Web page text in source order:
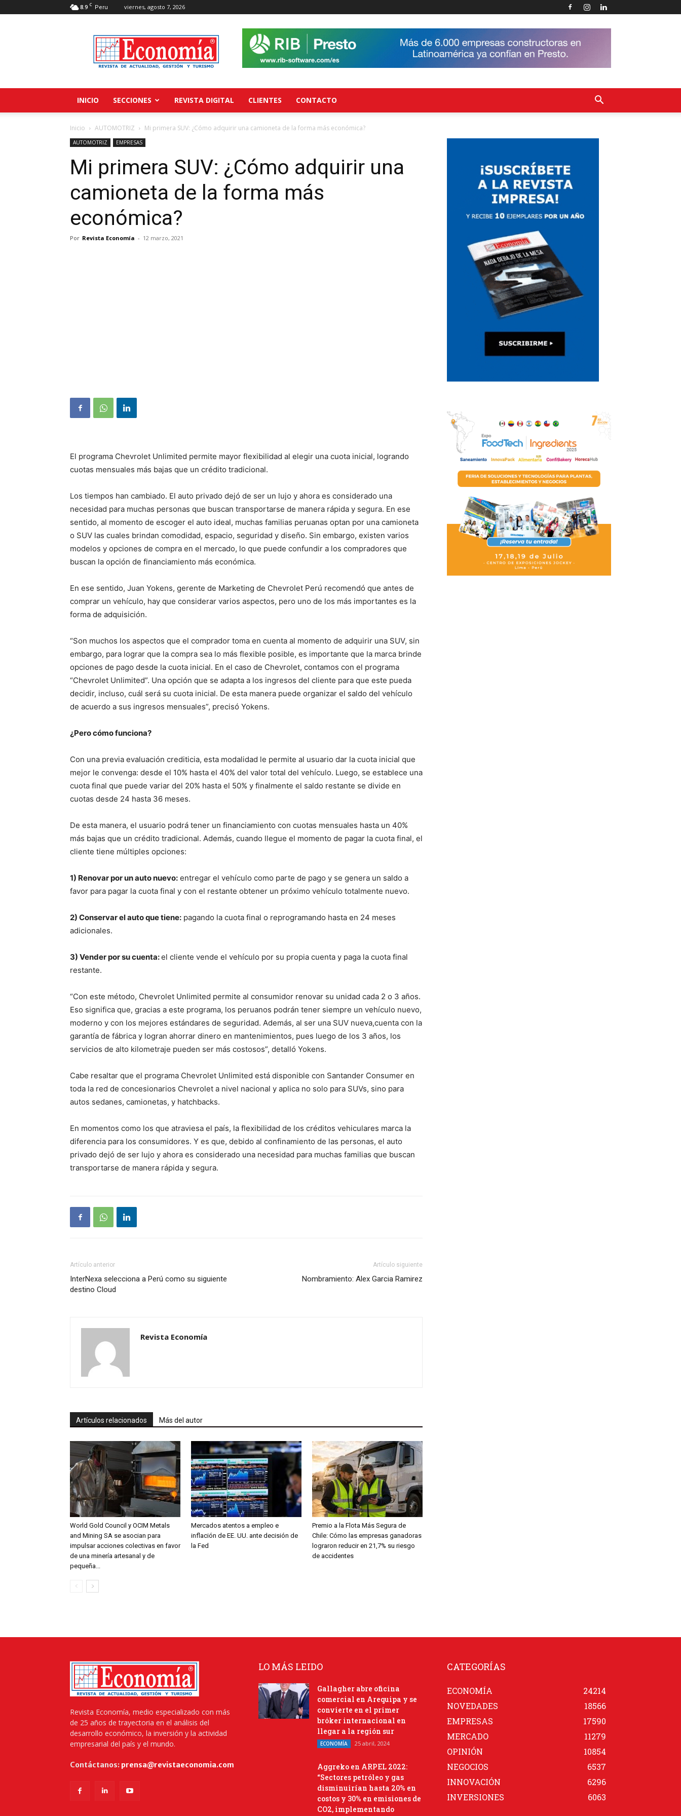
8.9 C Peru viernes, agosto 7, 2026
Revista
Economía
INICIO SECCIONES REVISTA DIGITAL CLIENTES CONTACTO
Inicio AUTOMOTRIZ Mi primera SUV: ¿Cómo adquirir una camioneta de la forma más económica?
AUTOMOTRIZ EMPRESAS
Mi primera SUV: ¿Cómo adquirir una
camioneta de la forma más
económica?
Por Revista Economía - 12 marzo, 2021
El programa Chevrolet Unlimited permite mayor flexibilidad al elegir una cuota inicial, logrando
cuotas mensuales más bajas que un crédito tradicional.
Los tiempos han cambiado. El auto privado dejó de ser un lujo y ahora es considerado una
necesidad para muchas personas que buscan transportarse de manera rápida y segura. En ese
sentido, al momento de escoger el auto ideal, muchas familias peruanas optan por una camioneta
o SUV las cuales brindan comodidad, espacio, seguridad y diseño. Sin embargo, existen varios
modelos y opciones de compra en el mercado, lo que puede confundir a los compradores que
buscan la opción de financiamiento más económica.
En ese sentido, Juan Yokens, gerente de Marketing de Chevrolet Perú recomendó que antes de
comprar un vehículo, hay que considerar varios aspectos, pero uno de los más importantes es la
forma de adquisición.
“Son muchos los aspectos que el comprador toma en cuenta al momento de adquirir una SUV, sin
embargo, para lograr que la compra sea lo más flexible posible, es importante que la marca brinde
opciones de pago desde la cuota inicial. En el caso de Chevrolet, contamos con el programa
“Chevrolet Unlimited”. Una opción que se adapta a los ingresos del cliente para que este pueda
decidir, incluso, cuál será su cuota inicial. De esta manera puede organizar el saldo del vehículo
de acuerdo a sus ingresos mensuales”, precisó Yokens.
¿Pero cómo funciona?
Con una previa evaluación crediticia, esta modalidad le permite al usuario dar la cuota inicial que
mejor le convenga: desde el 10% hasta el 40% del valor total del vehículo. Luego, se establece una
cuota final que puede variar del 20% hasta el 50% y finalmente el saldo restante se divide en
cuotas desde 24 hasta 36 meses.
De esta manera, el usuario podrá tener un financiamiento con cuotas mensuales hasta un 40%
más bajas que un crédito tradicional. Además, cuando llegue el momento de pagar la cuota final, el
cliente tiene múltiples opciones:
1) Renovar por un auto nuevo: entregar el vehículo como parte de pago y se genera un saldo a
favor para pagar la cuota final y con el restante obtener un próximo vehículo totalmente nuevo.
2) Conservar el auto que tiene: pagando la cuota final o reprogramando hasta en 24 meses
adicionales.
3) Vender por su cuenta:el cliente vende el vehículo por su propia cuenta y paga la cuota final
restante.
“Con este método, Chevrolet Unlimited permite al consumidor renovar su unidad cada 2 o 3 años.
Eso significa que, gracias a este programa, los peruanos podrán tener siempre un vehículo nuevo,
moderno y con los mejores estándares de seguridad. Además, al ser una SUV nueva,cuenta con la
garantía de fábrica y logran ahorrar dinero en mantenimientos, pues luego de los 3 años, los
servicios de alto kilometraje pueden ser más costosos”, detalló Yokens.
Cabe resaltar que el programa Chevrolet Unlimited está disponible con Santander Consumer en
toda la red de concesionarios Chevrolet a nivel nacional y aplica no solo para SUVs, sino para
autos sedanes, camionetas, y hatchbacks.
En momentos como los que atraviesa el país, la flexibilidad de los créditos vehiculares marca la
diferencia para los consumidores. Y es que, debido al confinamiento de las personas, el auto
privado dejó de ser lujo y ahora es considerado una necesidad para muchas familias que buscan
transportarse de manera rápida y segura.
Artículo anterior
InterNexa selecciona a Perú como su siguiente
destino Cloud
Artículo siguiente
Nombramiento: Alex Garcia Ramirez
Revista Economía
Artículos relacionados Más del autor
World Gold Council y OCIM Metals
and Mining SA se asocian para
impulsar acciones colectivas en favor
de una minería artesanal y de
pequeña...
Mercados atentos a empleo e
inflación de EE. UU. ante decisión de
la Fed
Premio a la Flota Más Segura de
Chile: Cómo las empresas ganadoras
lograron reducir en 21,7% su riesgo
de accidentes
Revista Economía, medio especializado con más
de 25 años de trayectoria en el análisis del
desarrollo económico, la inversión y la actividad
empresarial del país y el mundo.
Contáctanos: prensa@revistaeconomia.com
LO MÁS LEIDO
Gallagher abre oficina
comercial en Arequipa y se
convierte en el primer
bróker internacional en
llegar a la región sur
ECONOMÍA 25 abril, 2024
Aggreko en ARPEL 2022:
“Sectores petróleo y gas
disminuirían hasta 20% en
costos y 30% en emisiones de
CO2, implementando
CATEGORÍAS
ECONOMÍA
24214
NOVEDADES
18566
EMPRESAS
17590
MERCADO
11279
OPINIÓN
10854
NEGOCIOS
6537
INNOVACIÓN
6296
INVERSIONES
6063